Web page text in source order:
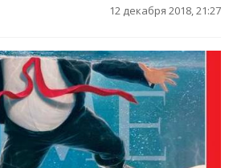
12 декабря 2018, 21:27